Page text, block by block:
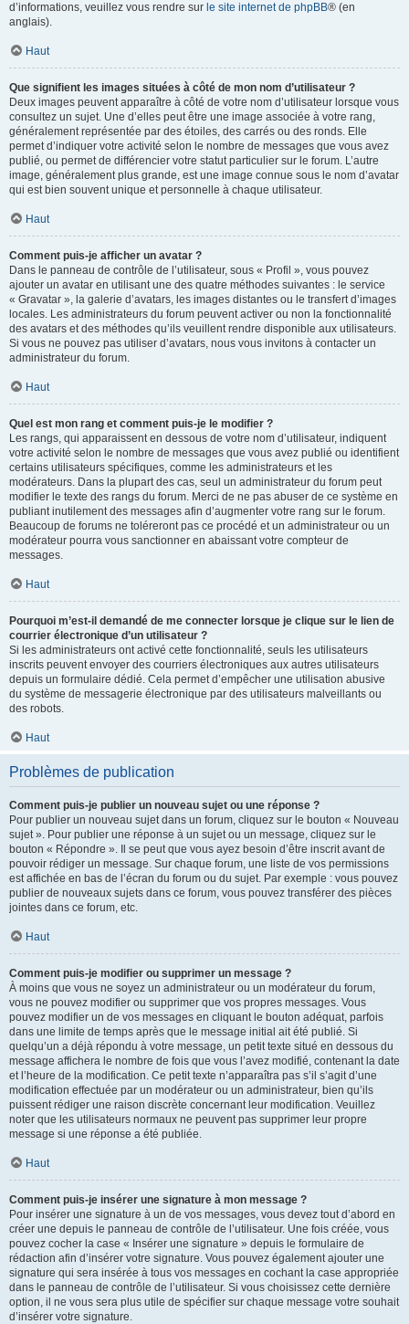
d’informations, veuillez vous rendre sur le site internet de phpBB® (en
anglais).
Haut
Que signifient les images situées à côté de mon nom d’utilisateur ?
Deux images peuvent apparaître à côté de votre nom d’utilisateur lorsque vous
consultez un sujet. Une d’elles peut être une image associée à votre rang,
généralement représentée par des étoiles, des carrés ou des ronds. Elle
permet d’indiquer votre activité selon le nombre de messages que vous avez
publié, ou permet de différencier votre statut particulier sur le forum. L’autre
image, généralement plus grande, est une image connue sous le nom d’avatar
qui est bien souvent unique et personnelle à chaque utilisateur.
Haut
Comment puis-je afficher un avatar ?
Dans le panneau de contrôle de l’utilisateur, sous « Profil », vous pouvez
ajouter un avatar en utilisant une des quatre méthodes suivantes : le service
« Gravatar », la galerie d’avatars, les images distantes ou le transfert d’images
locales. Les administrateurs du forum peuvent activer ou non la fonctionnalité
des avatars et des méthodes qu’ils veuillent rendre disponible aux utilisateurs.
Si vous ne pouvez pas utiliser d’avatars, nous vous invitons à contacter un
administrateur du forum.
Haut
Quel est mon rang et comment puis-je le modifier ?
Les rangs, qui apparaissent en dessous de votre nom d’utilisateur, indiquent
votre activité selon le nombre de messages que vous avez publié ou identifient
certains utilisateurs spécifiques, comme les administrateurs et les
modérateurs. Dans la plupart des cas, seul un administrateur du forum peut
modifier le texte des rangs du forum. Merci de ne pas abuser de ce système en
publiant inutilement des messages afin d’augmenter votre rang sur le forum.
Beaucoup de forums ne toléreront pas ce procédé et un administrateur ou un
modérateur pourra vous sanctionner en abaissant votre compteur de
messages.
Haut
Pourquoi m’est-il demandé de me connecter lorsque je clique sur le lien de
courrier électronique d’un utilisateur ?
Si les administrateurs ont activé cette fonctionnalité, seuls les utilisateurs
inscrits peuvent envoyer des courriers électroniques aux autres utilisateurs
depuis un formulaire dédié. Cela permet d’empêcher une utilisation abusive
du système de messagerie électronique par des utilisateurs malveillants ou
des robots.
Haut
Problèmes de publication
Comment puis-je publier un nouveau sujet ou une réponse ?
Pour publier un nouveau sujet dans un forum, cliquez sur le bouton « Nouveau
sujet ». Pour publier une réponse à un sujet ou un message, cliquez sur le
bouton « Répondre ». Il se peut que vous ayez besoin d’être inscrit avant de
pouvoir rédiger un message. Sur chaque forum, une liste de vos permissions
est affichée en bas de l’écran du forum ou du sujet. Par exemple : vous pouvez
publier de nouveaux sujets dans ce forum, vous pouvez transférer des pièces
jointes dans ce forum, etc.
Haut
Comment puis-je modifier ou supprimer un message ?
À moins que vous ne soyez un administrateur ou un modérateur du forum,
vous ne pouvez modifier ou supprimer que vos propres messages. Vous
pouvez modifier un de vos messages en cliquant le bouton adéquat, parfois
dans une limite de temps après que le message initial ait été publié. Si
quelqu’un a déjà répondu à votre message, un petit texte situé en dessous du
message affichera le nombre de fois que vous l’avez modifié, contenant la date
et l’heure de la modification. Ce petit texte n’apparaîtra pas s’il s’agit d’une
modification effectuée par un modérateur ou un administrateur, bien qu’ils
puissent rédiger une raison discrète concernant leur modification. Veuillez
noter que les utilisateurs normaux ne peuvent pas supprimer leur propre
message si une réponse a été publiée.
Haut
Comment puis-je insérer une signature à mon message ?
Pour insérer une signature à un de vos messages, vous devez tout d’abord en
créer une depuis le panneau de contrôle de l’utilisateur. Une fois créée, vous
pouvez cocher la case « Insérer une signature » depuis le formulaire de
rédaction afin d’insérer votre signature. Vous pouvez également ajouter une
signature qui sera insérée à tous vos messages en cochant la case appropriée
dans le panneau de contrôle de l’utilisateur. Si vous choisissez cette dernière
option, il ne vous sera plus utile de spécifier sur chaque message votre souhait
d’insérer votre signature.